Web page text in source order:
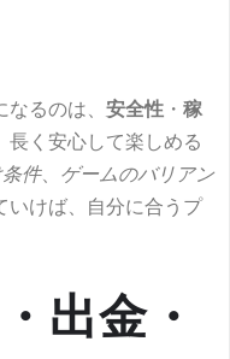
るのは、 安全性 ・ 稼
く安心して楽しめる
件、 ゲームのバリアン
いけば、自分に合うプ
出金・